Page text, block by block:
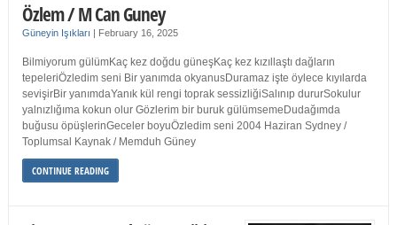
Özlem / M Can Guney
Güneyin Işıkları | February 16, 2025
Bilmiyorum gülümKaç kez doğdu güneşKaç kez kızıllaştı dağların
tepeleriÖzledim seni Bir yanımda okyanusDuramaz işte öylece kıyılarda
sevişirBir yanımdaYanık kül rengi toprak sessizliğiSalınıp dururSokulur
yalnızlığıma kokun olur Gözlerim bir buruk gülümsemeDudağımda
buğusu öpüşlerinGeceler boyuÖzledim seni 2004 Haziran Sydney /
Toplumsal Kaynak / Memduh Güney
CONTINUE READING